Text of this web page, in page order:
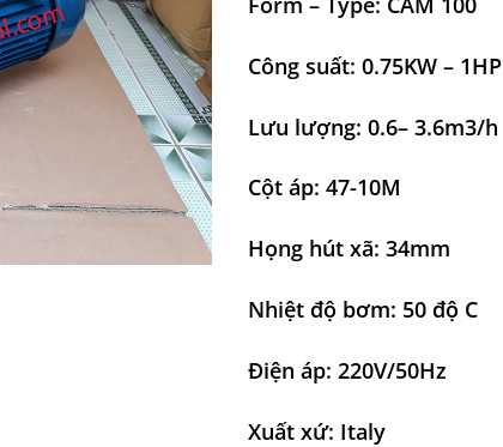
Công suất: 0.75KW – 1HP
Lưu lượng: 0.6– 3.6m3/h
Cột áp: 47-10M
Họng hút xã: 34mm
Nhiệt độ bơm: 50 độ C
Điện áp: 220V/50Hz
Xuất xứ: Italy